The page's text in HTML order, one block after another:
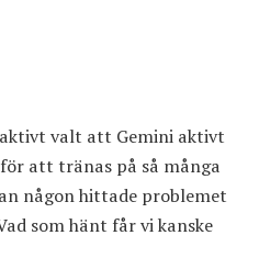
valt att Gemini aktivt
att tränas på så många
någon hittade problemet
som hänt får vi kanske